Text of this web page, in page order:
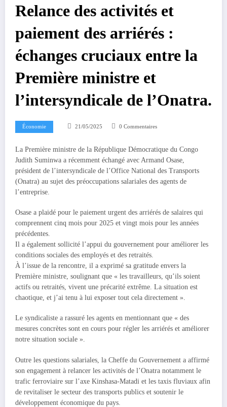
Relance des activités et
paiement des arriérés :
échanges cruciaux entre la
Première ministre et
l’intersyndicale de l’Onatra.
Économie 21/05/2025 0 Commentaires
La Première ministre de la République Démocratique du Congo
Judith Suminwa a récemment échangé avec Armand Osase,
président de l’intersyndicale de l’Office National des Transports
(Onatra) au sujet des préoccupations salariales des agents de
l’entreprise.
Osase a plaidé pour le paiement urgent des arriérés de salaires qui
comprennent cinq mois pour 2025 et vingt mois pour les années
précédentes.
Il a également sollicité l’appui du gouvernement pour améliorer les
conditions sociales des employés et des retraités.
À l’issue de la rencontre, il a exprimé sa gratitude envers la
Première ministre, soulignant que « les travailleurs, qu’ils soient
actifs ou retraités, vivent une précarité extrême. La situation est
chaotique, et j’ai tenu à lui exposer tout cela directement ».
Le syndicaliste a rassuré les agents en mentionnant que « des
mesures concrètes sont en cours pour régler les arriérés et améliorer
notre situation sociale ».
Outre les questions salariales, la Cheffe du Gouvernement a affirmé
son engagement à relancer les activités de l’Onatra notamment le
trafic ferroviaire sur l’axe Kinshasa-Matadi et les taxis fluviaux afin
de revitaliser le secteur des transports publics et soutenir le
développement économique du pays.